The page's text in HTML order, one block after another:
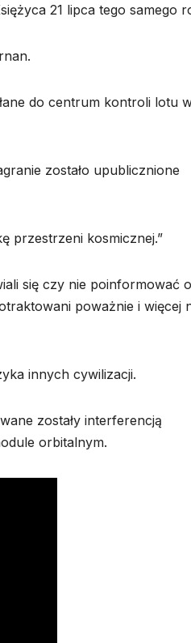
21 lipca tego samego
do centrum kontroli lotu
zostało upublicznione
przestrzeni kosmicznej.”
się czy nie poinformować
poważnie i więcej
innych cywilizacji.
zostały interferencją
orbitalnym.